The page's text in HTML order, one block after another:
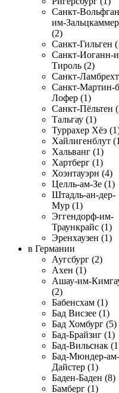
Санкт-
им-
(2)
Санкт-Гильген
Санкт-Иоганн-
Тироль (2)
Санкт-
Санкт-Мартин-
Лофер (1)
Санкт-Пёльтен
Тальгау (1)
Туррахер Хёэ
Хайлигенблут
Хальванг (1)
Хартберг (1)
Хоэнтауэрн (4)
Целль-ам-Зе (1)
Штадль-ан-дер-
Мур (1)
Эггендорф-им-
Траункрайс (1)
Эренхаузен (1)
в Германии
Аугсбург (2)
Ахен (1)
Ашау-им-
(2)
Бабенсхам (1)
Бад Висзее (1)
Бад Хомбург (5)
Бад-Брайзиг (1)
Бад-Вильснак
Бад-Мюндер-ам-
Дайстер (1)
Баден-Баден (8)
Бамберг (1)